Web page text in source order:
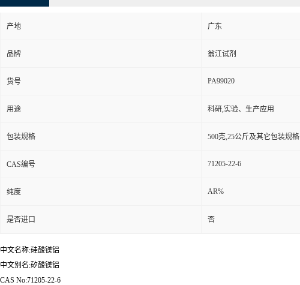
产地 广东
品牌 翁江试剂
货号 PA99020
用途 科研,实验、生产应用
包装规格 500克,25公斤及其它包装规格
CAS编号 71205-22-6
纯度 AR%
是否进口 否
中文名称:硅酸镁铝
中文别名:矽酸镁铝
CAS No:71205-22-6